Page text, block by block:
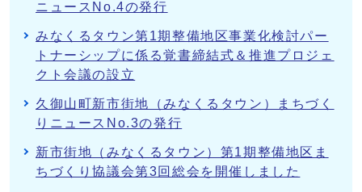
ニュースNo.4の発行
みなくるタウン第1期整備地区事業化検討パー
トナーシップに係る覚書締結式＆推進プロジェ
クト会議の設立
久御山町新市街地（みなくるタウン）まちづく
りニュースNo.3の発行
新市街地（みなくるタウン）第1期整備地区ま
ちづくり協議会第3回総会を開催しました